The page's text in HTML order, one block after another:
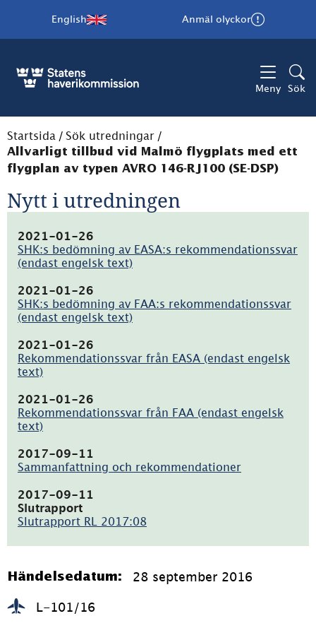
English Anmäl olyckor
Meny Sök
Startsida / Sök utredningar /
Allvarligt tillbud vid Malmö flygplats med ett
flygplan av typen AVRO 146-RJ100 (SE-DSP)
Nytt i utredningen
2021-01-26
SHK:s bedömning av EASA:s rekommendationssvar
(endast engelsk text)
462.9kB)
2021-01-26
SHK:s bedömning av FAA:s rekommendationssvar
(endast engelsk text)
486.3kB)
2021-01-26
Rekommendationssvar från EASA (endast engelsk
text)
767.6kB)
2021-01-26
Rekommendationssvar från FAA (endast engelsk
text)
137.9kB)
2017-09-11
Sammanfattning och rekommendationer
127.1kB)
2017-09-11
Slutrapport
Slutrapport RL 2017:08
1.6MB)
Händelsedatum: 28 september 2016
L-101/16